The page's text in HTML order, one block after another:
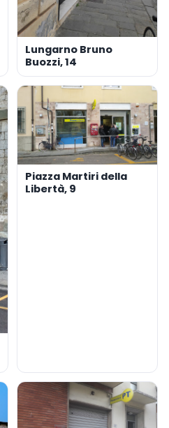
Lungarno Bruno
Buozzi, 14
Piazza Martiri della
Libertà, 9